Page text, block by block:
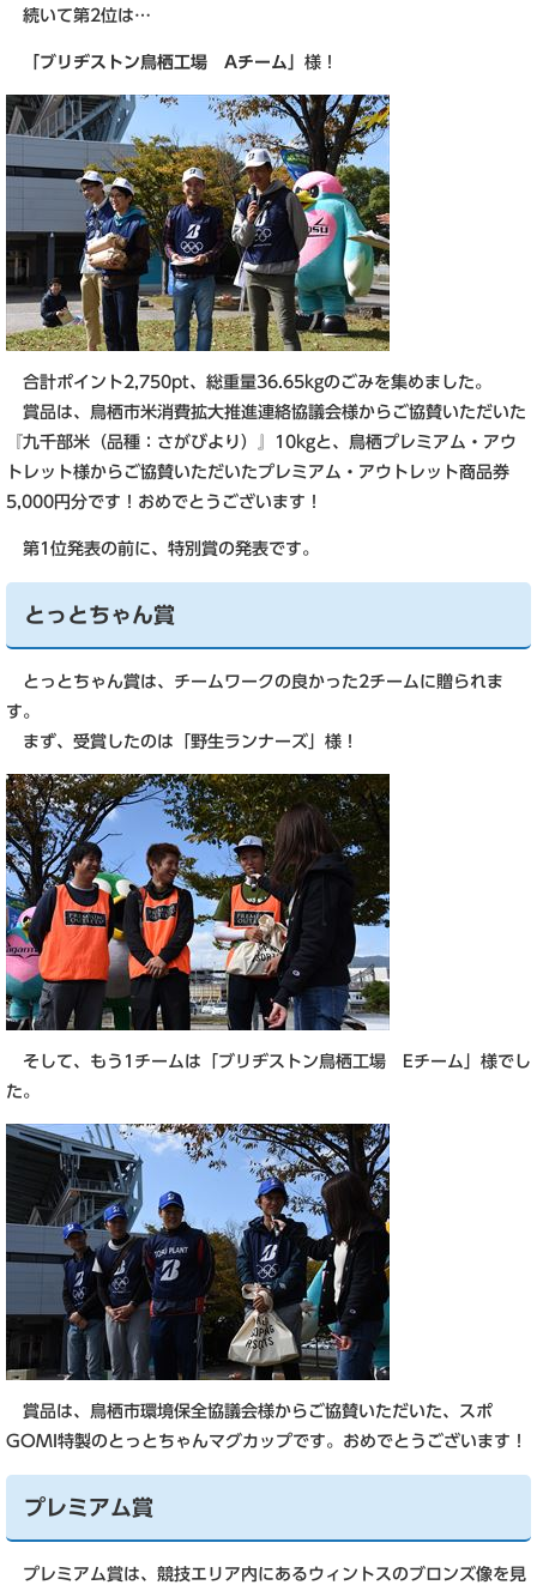
続いて第2位は…
「ブリヂストン鳥栖工場 Aチーム」 様！
合計ポイント2,750pt、総重量36.65kgのごみを集めました。
賞品は、鳥栖市米消費拡大推進連絡協議会様からご協賛いただいた
『九千部米（品種：さがびより）』10kgと、鳥栖プレミアム・アウ
トレット様からご協賛いただいたプレミアム・アウトレット商品券
5,000円分です！おめでとうございます！
第1位発表の前に、特別賞の発表です。
とっとちゃん賞
とっとちゃん賞は、チームワークの良かった2チームに贈られま
す。
まず、受賞したのは「野生ランナーズ」様！
そして、もう1チームは「ブリヂストン鳥栖工場 Eチーム」様でし
た。
賞品は、鳥栖市環境保全協議会様からご協賛いただいた、スポ
GOMI特製のとっとちゃんマグカップです。おめでとうございます！
プレミアム賞
プレミアム賞は、競技エリア内にあるウィントスのブロンズ像を見